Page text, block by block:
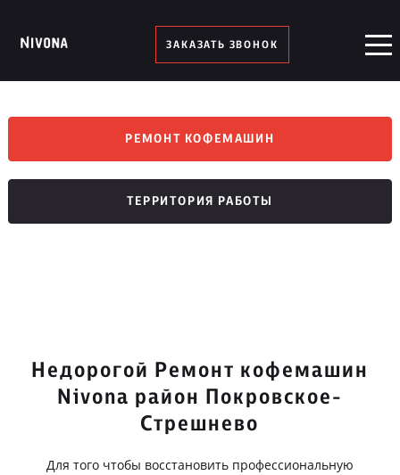
ЗАКАЗАТЬ ЗВОНОК
РЕМОНТ КОФЕМАШИН
ТЕРРИТОРИЯ РАБОТЫ
Недорогой Ремонт кофемашин
Nivona район Покровское-
Стрешнево
Для того чтобы восстановить профессиональную